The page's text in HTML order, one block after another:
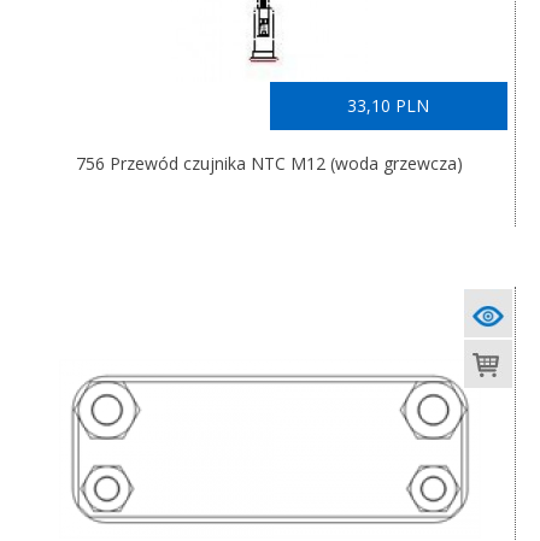
33,10 PLN
756 Przewód czujnika NTC M12 (woda grzewcza)